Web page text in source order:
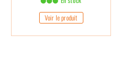
Voir le produit